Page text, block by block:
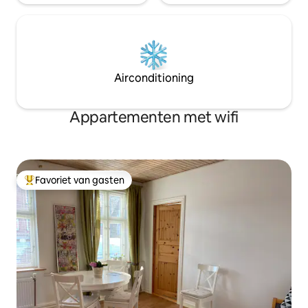
Airconditioning
Appartementen met wifi
Topfavoriet van gasten
Favoriet van gasten